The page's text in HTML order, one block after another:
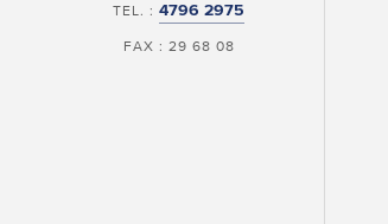
TEL. :4796 2975
FAX : 29 68 08